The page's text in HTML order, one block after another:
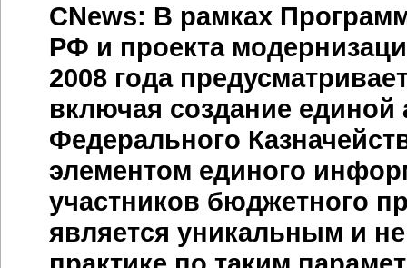
CNews: В рамках
РФ и проекта
2008 года
включая создание
Федерального
элементом единого
участников бюджетного
является уникальным и